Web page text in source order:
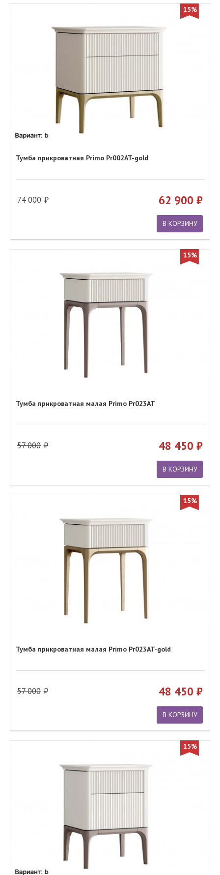
15%
Тумба прикроватная Primo Pr002AT-gold
74 000 62 900
В КОРЗИНУ
15%
Тумба прикроватная малая Primo Pr023AT
57 000 48 450
В КОРЗИНУ
15%
Тумба прикроватная малая Primo Pr023AT-gold
57 000 48 450
В КОРЗИНУ
15%